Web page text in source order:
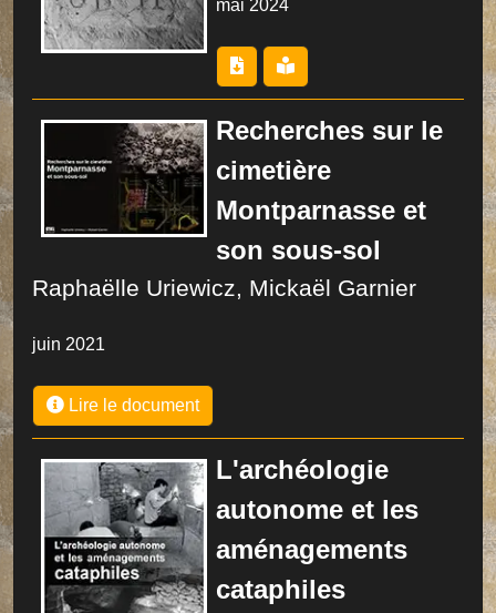
mai 2024
Recherches sur le
cimetière
Montparnasse et
son sous-sol
Raphaëlle Uriewicz, Mickaël Garnier
juin 2021
Lire le document
L'archéologie
autonome et les
aménagements
cataphiles